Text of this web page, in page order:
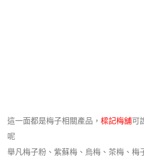
這一面都是梅子相關產品， 樑記梅舖可
呢
舉凡梅子粉、紫蘇梅、烏梅、茶梅、梅